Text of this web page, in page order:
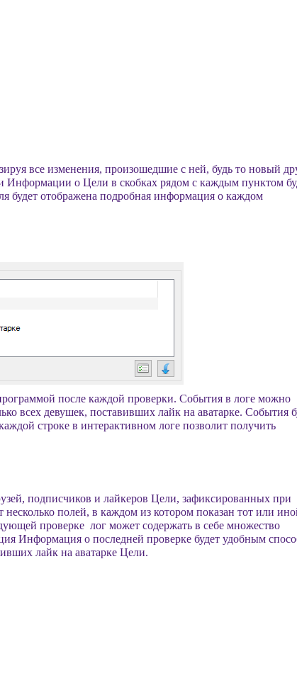
все изменения, произошедшие с ней, будь то новый
Информации о Цели в скобках рядом с каждым пунктом
будет отображена подробная информация о каждом
после каждой проверки. События в логе можно
всех девушек, поставивших лайк на аватарке. События
строке в интерактивном логе позволит получить
подписчиков и лайкеров Цели, зафиксированных при
полей, в каждом из котором показан тот или
проверке лог может содержать в себе множество
Информация о последней проверке будет удобным
лайк на аватарке Цели.